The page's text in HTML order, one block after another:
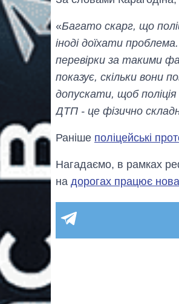
«Багато скарг, що
іноді доїхати
перевірки за такими
показує, скільки вони
допускати, щоб
ДТП - це фізично
Раніше поліцейські
Нагадаємо, в рамках
на дорогах працює